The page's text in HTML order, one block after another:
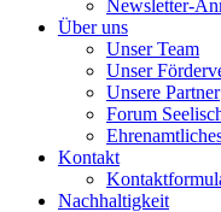
Newsletter-
Über uns
Unser Team
Unser
Unsere Partner
Forum
Kontakt
Nachhaltigkeit